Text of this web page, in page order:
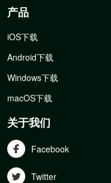
产品
iOS下载
Android下载
Windows下载
macOS下载
关于我们
Facebook
Twitter